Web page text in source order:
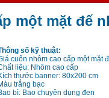
một mặt đế
số kỹ thuật:
cuốn nhôm cao cấp một mặt
liệu: Nhôm cao cấp
thước banner: 80x200 cm
trắng bạc
bì: Bao chuyên dụng đen